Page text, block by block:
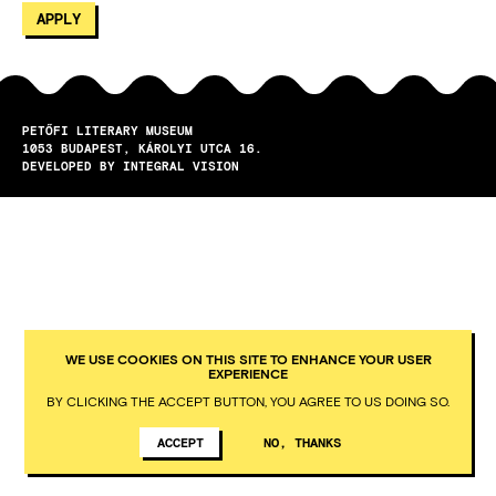
PETŐFI LITERARY MUSEUM
1053
BUDAPEST
KÁROLYI UTCA 16.
DEVELOPED BY INTEGRAL VISION
WE USE COOKIES ON THIS SITE TO ENHANCE YOUR USER
EXPERIENCE
BY CLICKING THE ACCEPT BUTTON, YOU AGREE TO US DOING SO.
ACCEPT NO, THANKS